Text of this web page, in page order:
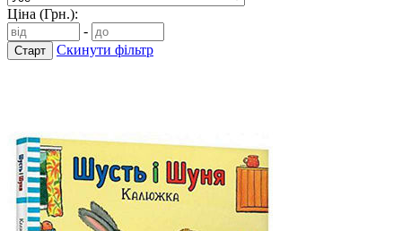
Ціна (Грн.):
-
Скинути фільтр